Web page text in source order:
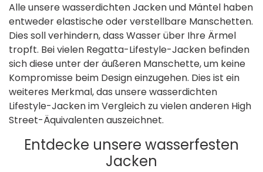
Alle unsere wasserdichten Jacken und Mäntel haben
entweder elastische oder verstellbare Manschetten.
Dies soll verhindern, dass Wasser über Ihre Ärmel
tropft. Bei vielen Regatta-Lifestyle-Jacken befinden
sich diese unter der äußeren Manschette, um keine
Kompromisse beim Design einzugehen. Dies ist ein
weiteres Merkmal, das unsere wasserdichten
Lifestyle-Jacken im Vergleich zu vielen anderen High
Street-Äquivalenten auszeichnet.
Entdecke unsere wasserfesten
Jacken